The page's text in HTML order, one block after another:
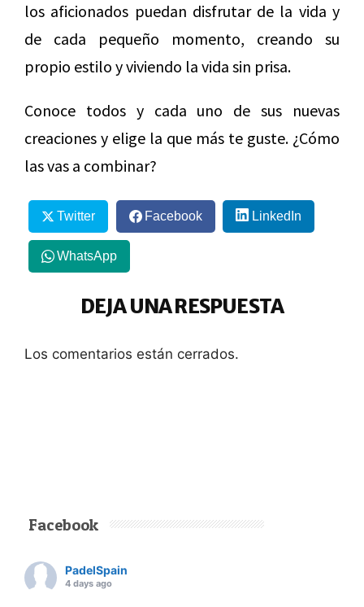
los aficionados puedan disfrutar de la vida y
de cada pequeño momento, creando su
propio estilo y viviendo la vida sin prisa.
Conoce todos y cada uno de sus nuevas
creaciones y elige la que más te guste. ¿Cómo
las vas a combinar?
Twitter Facebook LinkedIn
WhatsApp
DEJA UNA RESPUESTA
Los comentarios están cerrados.
Facebook
PadelSpain
4 days ago